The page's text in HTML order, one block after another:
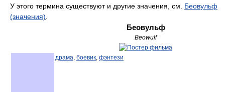
У этого термина существуют и другие значения, см. Беовульф
(значения)
Беовульф
Beowulf
драма, боевик, фэнтези